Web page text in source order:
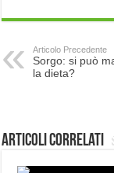
Articolo Precedente
Sorgo: si può
la dieta?
Articoli correlati